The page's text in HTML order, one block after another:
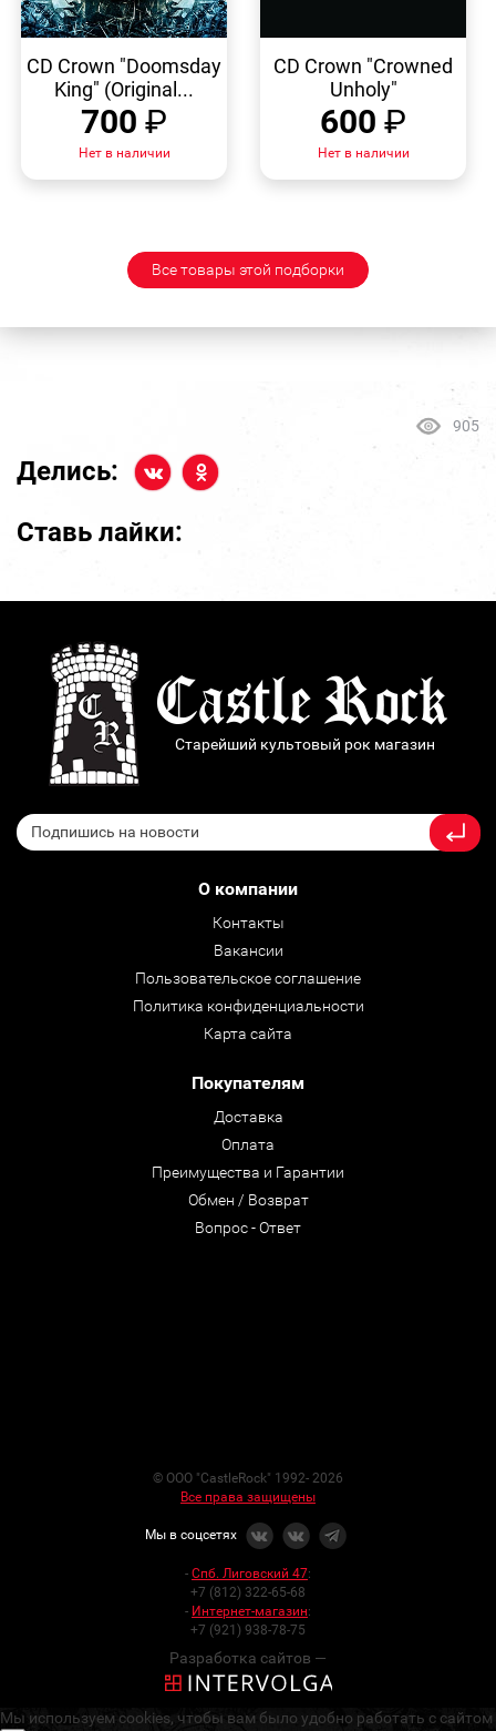
ПРОСМОТР
CD Crown "Doomsday
King" (Original...
700 ₽
Нет в наличии
ПРОСМОТР
CD Crown "Crowned
Unholy"
600 ₽
Нет в наличии
Все товары этой подборки
905
Делись:
Ставь лайки:
Старейший культовый рок магазин
О компании
Контакты
Вакансии
Пользовательское соглашение
Политика конфиденциальности
Карта сайта
Покупателям
Доставка
Оплата
Преимущества и Гарантии
Обмен / Возврат
Вопрос - Ответ
© ООО "CastleRock" 1992- 2026
Все права защищены
Мы в соцсетях
- Спб. Лиговский 47:
+7 (812) 322-65-68
- Интернет-магазин:
+7 (921) 938-78-75
Разработка сайтов —
Мы используем cookies, чтобы вам было удобно работать с сайтом